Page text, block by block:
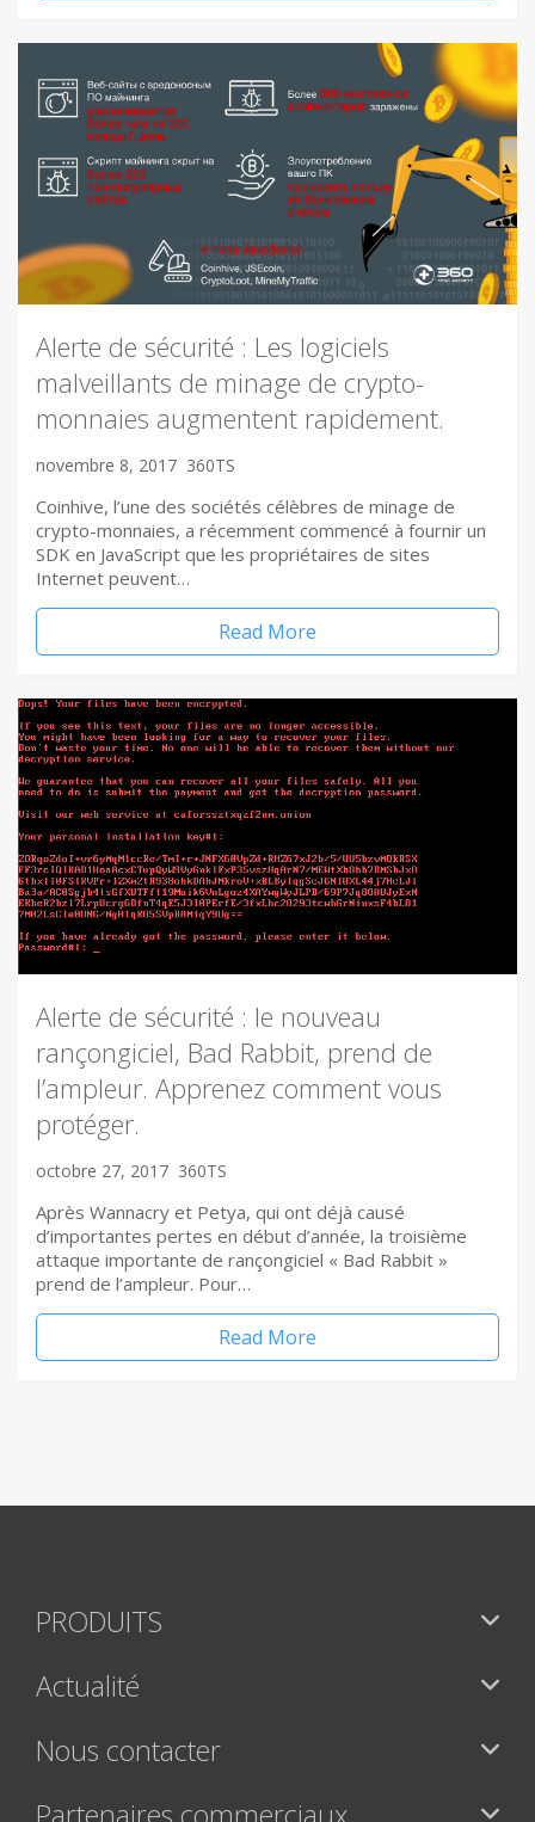
Alerte de sécurité : Les logiciels
malveillants de minage de crypto-
monnaies augmentent rapidement.
novembre 8, 2017 360TS
Coinhive, l’une des sociétés célèbres de minage de
crypto-monnaies, a récemment commencé à fournir un
SDK en JavaScript que les propriétaires de sites
Internet peuvent…
Read More
Alerte de sécurité : le nouveau
rançongiciel, Bad Rabbit, prend de
l’ampleur. Apprenez comment vous
protéger.
octobre 27, 2017 360TS
Après Wannacry et Petya, qui ont déjà causé
d’importantes pertes en début d’année, la troisième
attaque importante de rançongiciel « Bad Rabbit »
prend de l’ampleur. Pour…
Read More
PRODUITS
Actualité
Nous contacter